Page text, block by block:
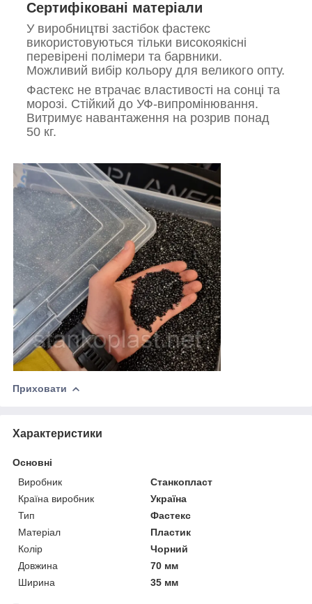
Сертифіковані матеріали
У виробництві застібок фастекс
використовуються тільки високоякісні
перевірені полімери та барвники.
Можливий вибір кольору для великого опту.
Фастекс не втрачає властивості на сонці та
морозі. Стійкий до УФ-випромінювання.
Витримує навантаження на розрив понад
50 кг.
Приховати
Характеристики
Основні
Виробник
Станкопласт
Країна виробник
Україна
Тип
Фастекс
Матеріал
Пластик
Колір
Чорний
Довжина
70 мм
Ширина
35 мм